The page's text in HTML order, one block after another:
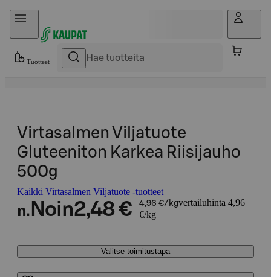
Hyppää sisältöön
Tuotteet
Virtasalmen Viljatuote
Gluteeniton Karkea Riisijauho
500g
Kaikki Virtasalmen Viljatuote -tuotteet
n. Noin2,48 € 4,96 €/kgvertailuhinta 4,96
€/kg
Valitse toimitustapa